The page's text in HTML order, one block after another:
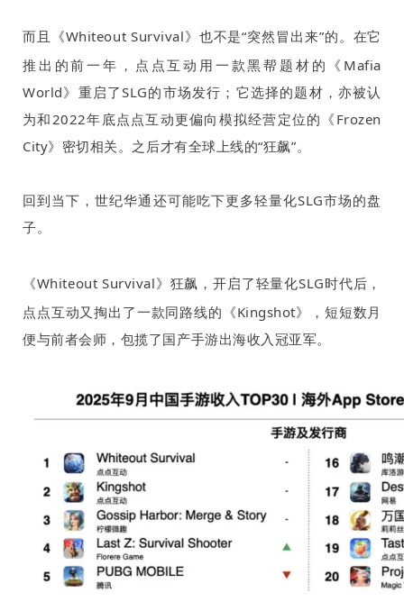
而且 《Whiteout Survival》 也不是“突然冒出来”的。在它
推出的前一年，点点互动用一款黑帮题材的《 Mafia
World》重启了SLG的市场发行；它选择的题材，亦被认
为和2022年底点点互动更偏向模拟经营定位的《 Frozen
City》密切相关。之后才有全球上线的“狂飙”。
回到当下，世纪华通还可能吃下更多轻量化SLG市场的盘
子。
《Whiteout Survival》 狂飙 ，开启了轻量化SLG时代后，
点点互动又掏出了一款同路线的《Kingshot》，短短数月
便与前者会师，包揽了国产手游出海收入冠亚军。